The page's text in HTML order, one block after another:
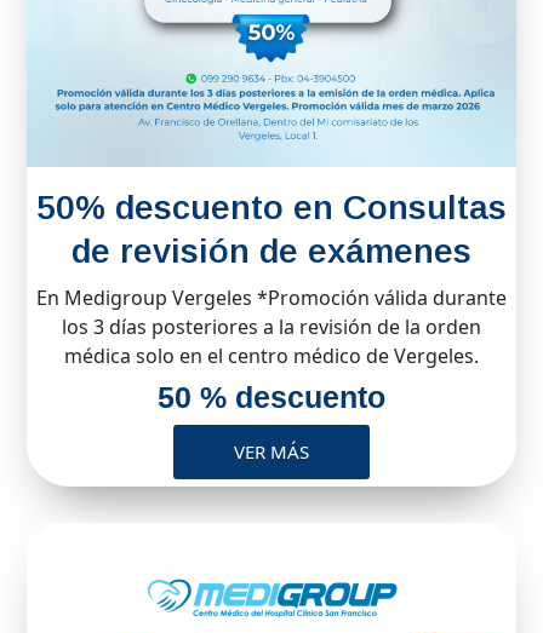
50% descuento en Consultas
de revisión de exámenes
En Medigroup Vergeles *Promoción válida durante
los 3 días posteriores a la revisión de la orden
médica solo en el centro médico de Vergeles.
50 % descuento
VER MÁS